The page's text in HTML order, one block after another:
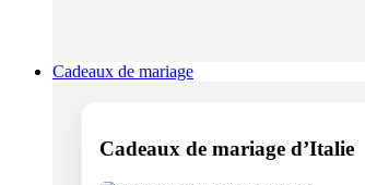
Cadeaux de mariage
Cadeaux de mariage d’Italie